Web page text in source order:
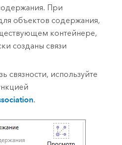
При
объектов содержания,
контейнере,
созданы связи
связности, используйте
.